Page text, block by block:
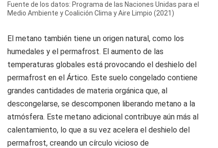
Fuente de los datos: Programa de las Naciones Unidas para el
Medio Ambiente y Coalición Clima y Aire Limpio (2021)
El metano también tiene un origen natural, como los
humedales y el permafrost. El aumento de las
temperaturas globales está provocando el deshielo del
permafrost en el Ártico. Este suelo congelado contiene
grandes cantidades de materia orgánica que, al
descongelarse, se descomponen liberando metano a la
atmósfera. Este metano adicional contribuye aún más al
calentamiento, lo que a su vez acelera el deshielo del
permafrost, creando un círculo vicioso de